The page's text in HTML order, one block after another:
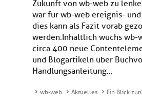
Zukunft von wb-web zu
war für wb-web ereignis-
dies kann als Fazit vorab
werden.Inhaltlich wuchs wb-
circa 400 neue
und Blogartikeln über
Handlungsanleitung...
wb-web Aktuelles Ein Blick